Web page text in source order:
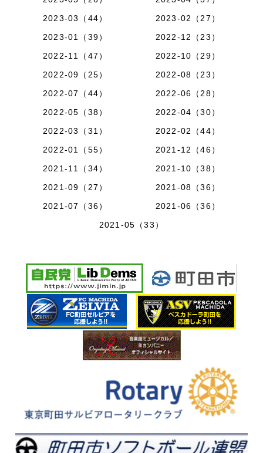
2023-03（44）
2023-02（27）
2023-01（39）
2022-12（23）
2022-11（47）
2022-10（29）
2022-09（25）
2022-08（23）
2022-07（44）
2022-06（28）
2022-05（38）
2022-04（30）
2022-03（31）
2022-02（44）
2022-01（55）
2021-12（46）
2021-11（34）
2021-10（38）
2021-09（27）
2021-08（36）
2021-07（36）
2021-06（36）
2021-05（33）